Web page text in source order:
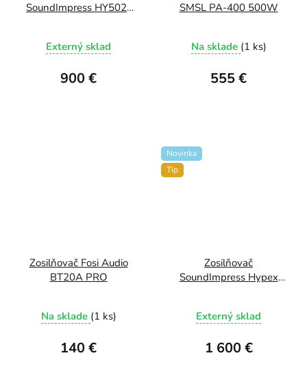
SoundImpress HY502-
Externý sklad
900 €
SMSL PA-400 500W
Na sklade (1 ks)
555 €
Zosilňovač Fosi Audio
BT20A PRO
Na sklade (1 ks)
140 €
Novinka
Tip
Zosilňovač
SoundImpress Hypex
Externý sklad
1 600 €